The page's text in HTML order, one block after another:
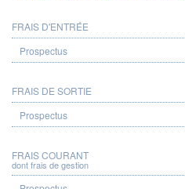
PROSPECTUS
FRAIS D'ENTRÉE
FRAIS DE SORTIE
FRAIS COURANT
dont frais de gestion